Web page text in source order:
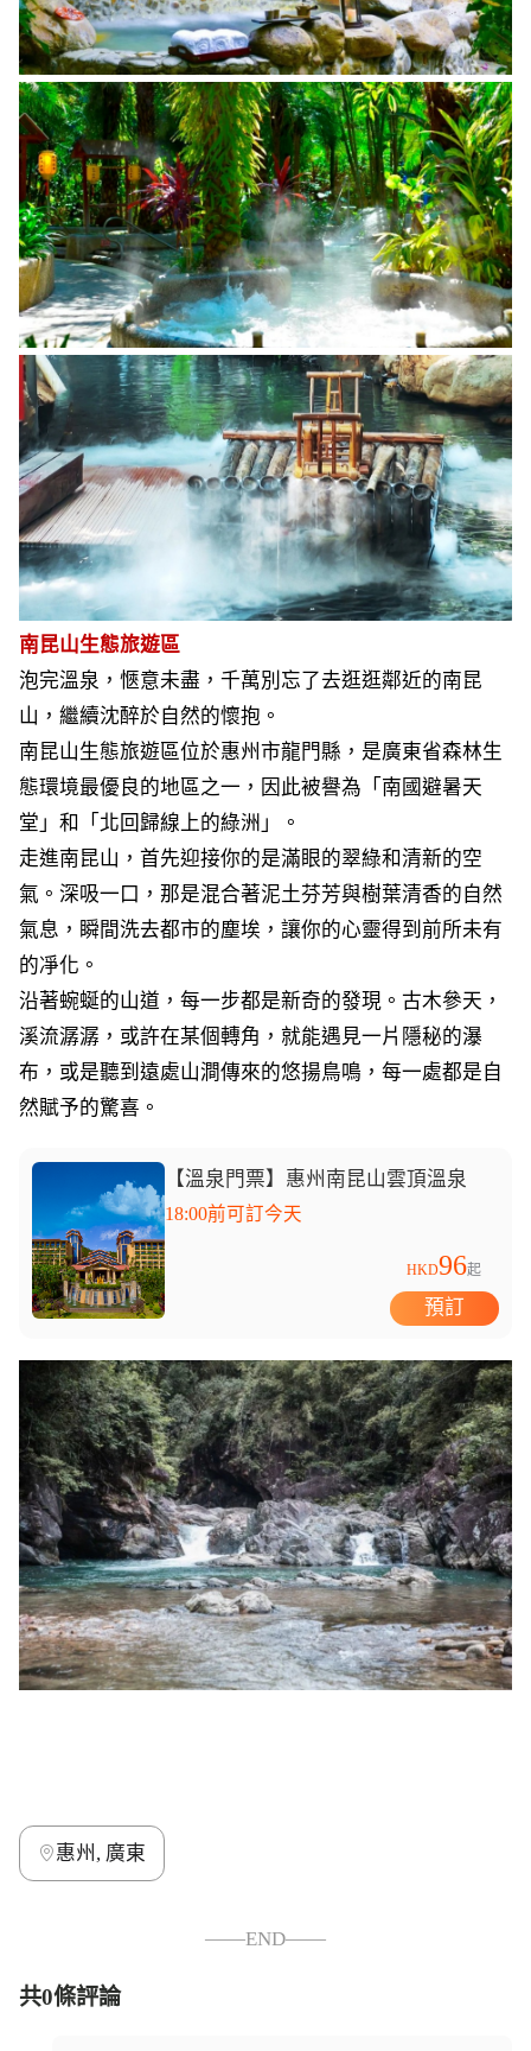
南昆山生態旅遊區
泡完溫泉，愜意未盡，千萬別忘了去逛逛鄰近的南昆
山，繼續沈醉於自然的懷抱。
南昆山生態旅遊區位於惠州市龍門縣，是廣東省森林生
態環境最優良的地區之一，因此被譽為「南國避暑天
堂」和「北回歸線上的綠洲」。
走進南昆山，首先迎接你的是滿眼的翠綠和清新的空
氣。深吸一口，那是混合著泥土芬芳與樹葉清香的自然
氣息，瞬間洗去都市的塵埃，讓你的心靈得到前所未有
的凈化。
沿著蜿蜒的山道，每一步都是新奇的發現。古木參天，
溪流潺潺，或許在某個轉角，就能遇見一片隱秘的瀑
布，或是聽到遠處山澗傳來的悠揚鳥鳴，每一處都是自
然賦予的驚喜。
【溫泉門票】惠州南昆山雲頂溫泉
18:00前可訂今天
HKD96起
預訂
惠州, 廣東
——END——
共0條評論